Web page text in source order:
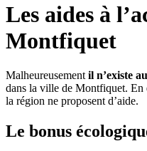
Les aides à
Montfiquet
Malheureusement il n’existe
dans la ville de Montfiquet.
la région ne proposent d’aide.
Le bonus